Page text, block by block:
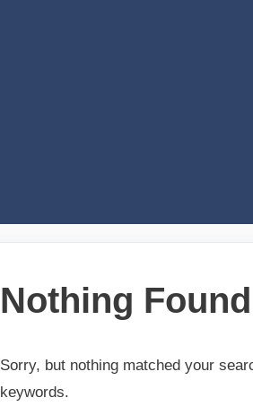
Nothing Found
Sorry, but nothing matched your
keywords.